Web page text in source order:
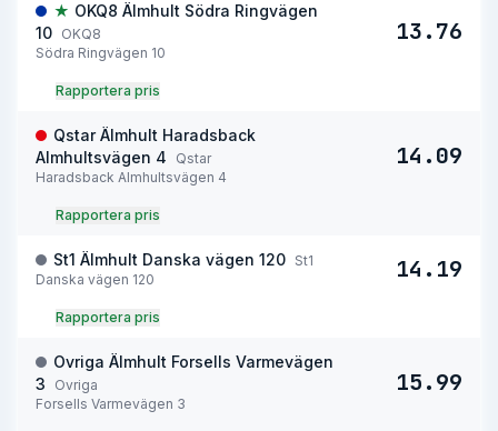
★ OKQ8 Älmhult Södra Ringvägen
10 OKQ8
Södra Ringvägen 10
13.76
Rapportera pris
Qstar Älmhult Haradsback
Almhultsvägen 4
Qstar
Haradsback Almhultsvägen 4
14.09
Rapportera pris
St1 Älmhult Danska vägen 120 St1
Danska vägen 120
14.19
Rapportera pris
Ovriga Älmhult Forsells Varmevägen
3
Ovriga
Forsells Varmevägen 3
15.99